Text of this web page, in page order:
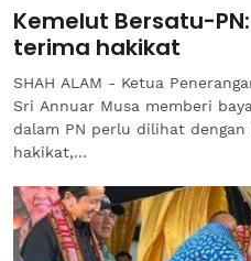
Kemelut Bersatu-
terima hakikat
SHAH ALAM - Ketua
Sri Annuar Musa memberi
dalam PN perlu dilihat
hakikat,...